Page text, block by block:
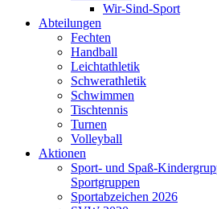
Wir-Sind-Sport
Abteilungen
Fechten
Handball
Leichtathletik
Schwerathletik
Schwimmen
Tischtennis
Turnen
Volleyball
Aktionen
Sport- und Spaß-
Sportgruppen
Sportabzeichen 2026